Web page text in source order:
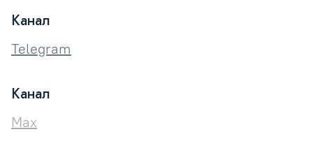
Канал
Telegram
Канал
Max